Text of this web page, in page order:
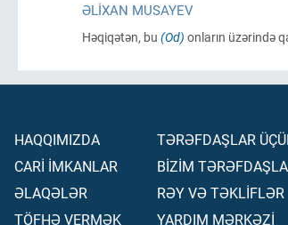
ƏLIXAN MUSAYEV
Həqiqətən, bu (Od) onların üzərində
HAQQIMIZDA
CARİ İMKANLAR
ƏLAQƏLƏR
TÖFHƏ VERMƏK
TƏRƏFDAŞLAR
BİZİM
RƏY VƏ TƏKLİFLƏR
YARDIM MƏRKƏZİ